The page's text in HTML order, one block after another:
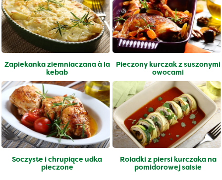
Zapiekanka ziemniaczana à la
kebab
Pieczony kurczak z suszonymi
owocami
Soczyste i chrupiące udka
pieczone
Roladki z piersi kurczaka na
pomidorowej salsie